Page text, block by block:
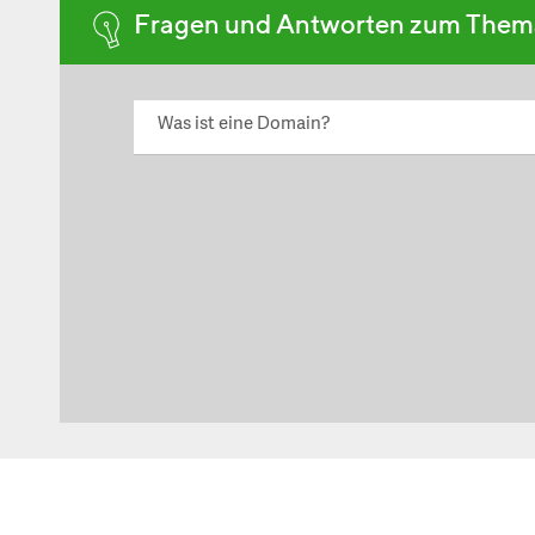
Fragen und Antworten zum
Was ist eine Domain?